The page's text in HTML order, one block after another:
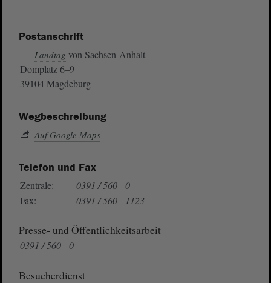
Postanschrift
Landtag von Sachsen-Anhalt
Domplatz 6–9
39104 Magdeburg
Wegbeschreibung
Auf Google Maps
Telefon und Fax
Zentrale:
0391 / 560 - 0
Fax:
0391 / 560 - 1123
Presse- und Öffentlichkeitsarbeit
0391 / 560 - 0
Besucherdienst